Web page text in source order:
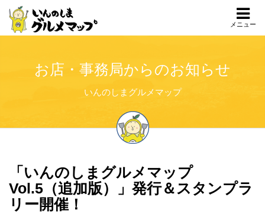
メニュー
お店・事務局からのお知らせ
いんのしまグルメマップ
「いんのしまグルメマップ
Vol.5（追加版）」発行＆スタンプラ
リー開催！